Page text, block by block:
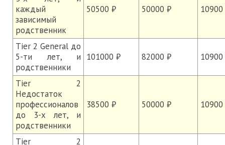
каждый
зависимый
родственник
50500 ₽ 50000 ₽
Tier 2 General до
5-ти лет, и
родственники
101000 ₽ 82000 ₽
Tier 2
Недостаток
профессионалов
до 3-х лет, и
родственники
38500 ₽ 50000 ₽
Tier 2